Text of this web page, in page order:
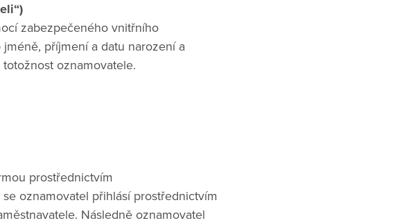
zabezpečeného vnitřního
příjmení a datu narození a
oznamovatele.
prostřednictvím
oznamovatel přihlásí prostřednictvím
Následně oznamovatel